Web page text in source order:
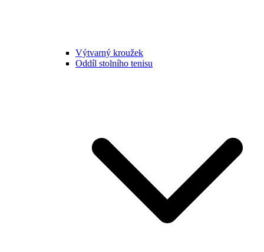
Výtvarný kroužek
Oddíl stolního tenisu